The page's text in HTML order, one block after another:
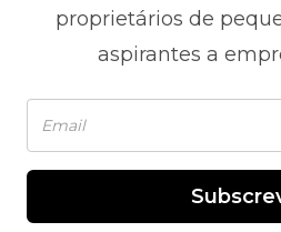
proprietários de
aspirantes a